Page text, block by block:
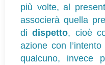
più volte, al
associerà quella
didispetto, cioè
azione con
qualcuno, invece